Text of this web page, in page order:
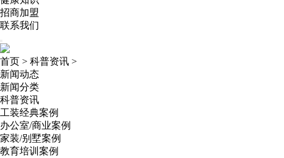
招商加盟
联系我们
首页 > 科普资讯 >
新闻动态
新闻分类
科普资讯
工装经典案例
办公室/商业案例
家装/别墅案例
教育培训案例